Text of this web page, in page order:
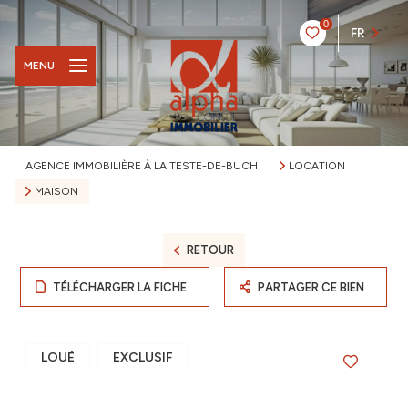
0
FR
MENU
AGENCE IMMOBILIÈRE À LA TESTE-DE-BUCH
LOCATION
MAISON
RETOUR
TÉLÉCHARGER LA FICHE PARTAGER CE BIEN
LOUÉ EXCLUSIF